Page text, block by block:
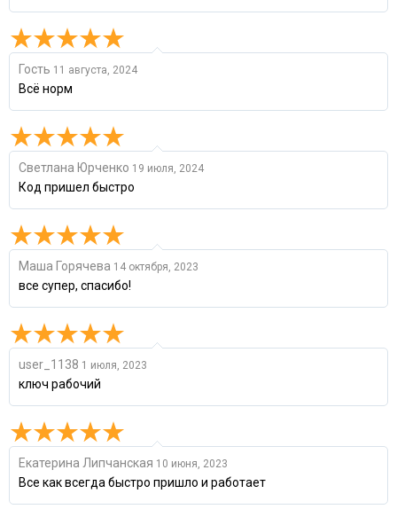
Гость 11 августа, 2024
Всё норм
Светлана Юрченко 19 июля, 2024
Код пришел быстро
Маша Горячева 14 октября, 2023
все супер, спасибо!
user_1138 1 июля, 2023
ключ рабочий
Екатерина Липчанская 10 июня, 2023
Все как всегда быстро пришло и работает